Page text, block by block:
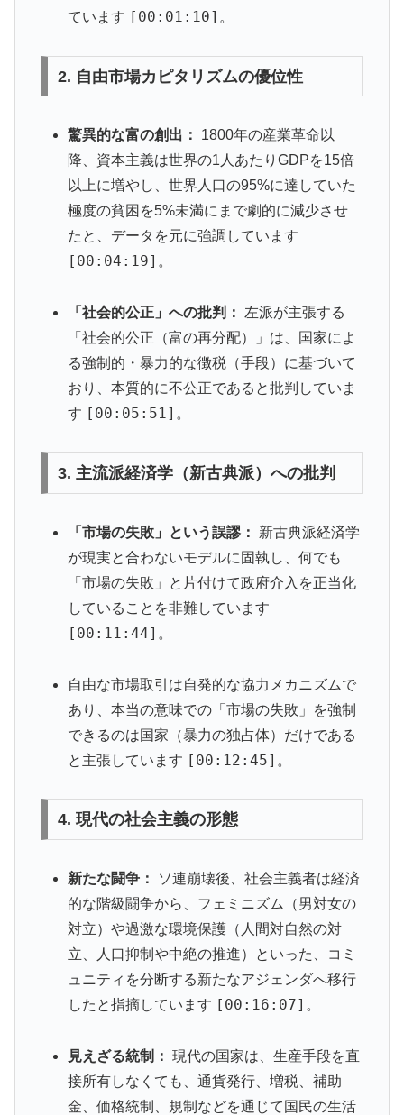
ています [00:01:10] 。
2. 自由市場カピタリズムの優位性
驚異的な富の創出：
1800年の産業革命以
降、資本主義は世界の1人あたりGDPを15倍
以上に増やし、世界人口の95%に達していた
極度の貧困を5%未満にまで劇的に減少させ
たと、データを元に強調しています
[00:04:19] 。
「社会的公正」への批判：
左派が主張する
「社会的公正（富の再分配）」は、国家によ
る強制的・暴力的な徴税（手段）に基づいて
おり、本質的に不公正であると批判していま
す [00:05:51] 。
3. 主流派経済学（新古典派）への批判
「市場の失敗」という誤謬：
新古典派経済学
が現実と合わないモデルに固執し、何でも
「市場の失敗」と片付けて政府介入を正当化
していることを非難しています
[00:11:44] 。
自由な市場取引は自発的な協力メカニズムで
あり、本当の意味での「市場の失敗」を強制
できるのは国家（暴力の独占体）だけである
と主張しています [00:12:45] 。
4. 現代の社会主義の形態
新たな闘争：
ソ連崩壊後、社会主義者は経済
的な階級闘争から、フェミニズム（男対女の
対立）や過激な環境保護（人間対自然の対
立、人口抑制や中絶の推進）といった、コミ
ュニティを分断する新たなアジェンダへ移行
したと指摘しています [00:16:07] 。
見えざる統制： 現代の国家は、生産手段を直
接所有しなくても、通貨発行、増税、補助
金、価格統制、規制などを通じて国民の生活